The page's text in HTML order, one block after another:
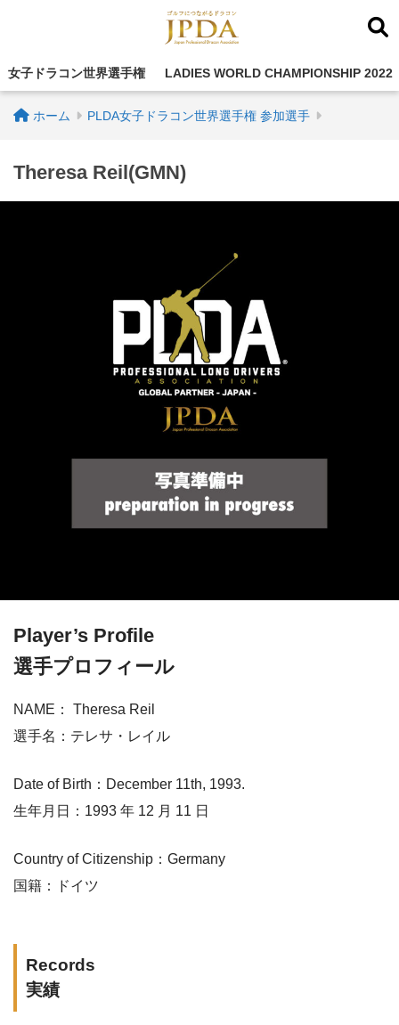
女子ドラコン世界選手権 LADIES WORLD CHAMPIONSHIP 2022
ホーム PLDA女子ドラコン世界選手権 参加選手
Theresa Reil(GMN)
Player’s Profile
選手プロフィール
NAME： Theresa Reil
選手名：テレサ・レイル
Date of Birth： December 11th, 1993.
生年月日：1993 年 12 月 11 日
Country of Citizenship：Germany
国籍：ドイツ
Records
実績